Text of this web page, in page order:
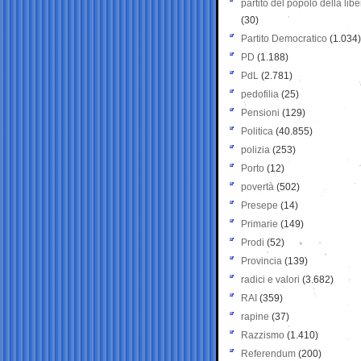
partito del popolo della
(30)
Partito Democratico (1.034)
PD (1.188)
PdL (2.781)
pedofilia (25)
Pensioni (129)
Politica (40.855)
polizia (253)
Porto (12)
povertà (502)
Presepe (14)
Primarie (149)
Prodi (52)
Provincia (139)
radici e valori (3.682)
RAI (359)
rapine (37)
Razzismo (1.410)
Referendum (200)